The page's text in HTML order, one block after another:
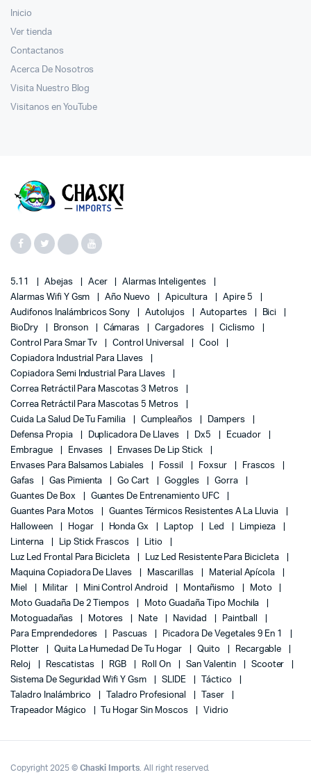
Inicio
Ver tienda
Contactanos
Acerca De Nosotros
Visita Nuestro Blog
Visitanos en YouTube
5.11 Abejas Acer
Alarmas Inteligentes
Alarmas Wifi Y Gsm
Año Nuevo Apicultura
Apire 5
Audifonos Inalámbricos Sony
Autolujos Autopartes
Bici
BioDry
Bronson Cámaras Cargadores
Ciclismo
Control Para Smar Tv
Control Universal
Cool
Copiadora Industrial Para Llaves
Copiadora Semi Industrial Para Llaves
Correa Retráctil Para Mascotas 3 Metros
Correa Retráctil Para Mascotas 5 Metros
Cuida La Salud De Tu Familia
Cumpleaños
Dampers
Defensa Propia
Duplicadora De Llaves Dx5
Ecuador
Embrague
Envases
Envases De Lip Stick
Envases Para Balsamos Labiales
Fossil Foxsur
Frascos
Gafas
Gas Pimienta Go Cart Goggles
Gorra
Guantes De Box
Guantes De Entrenamiento UFC
Guantes Para Motos
Guantes Térmicos Resistentes A La Lluvia
Halloween
Hogar Honda Gx Laptop Led
Limpieza
Linterna
Lip Stick Frascos
Litio
Luz Led Frontal Para Bicicleta
Luz Led Resistente Para Bicicleta
Maquina Copiadora De Llaves
Mascarillas
Material Apícola
Miel
Militar Mini Control Android Montañismo
Moto
Moto Guadaña De 2 Tiempos
Moto Guadaña Tipo Mochila
Motoguadañas
Motores Nate Navidad
Paintball
Para Emprendedores
Pascuas
Picadora De Vegetales 9 En 1
Plotter
Quita La Humedad De Tu Hogar Quito
Recargable
Reloj
Rescatistas RGB Roll On San Valentin
Scooter
Sistema De Seguridad Wifi Y Gsm
SLIDE
Táctico
Taladro Inalámbrico
Taladro Profesional
Taser
Trapeador Mágico
Tu Hogar Sin Moscos Vidrio
Copyright 2025 ©Chaski Imports . All right reserved.